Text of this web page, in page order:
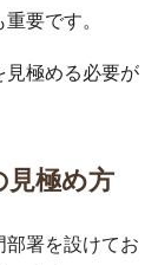
要です。
見極める必要が
見極め方
部署を設けてお